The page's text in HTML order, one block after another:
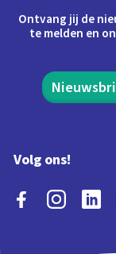
Ontvang jij de
te melden en
Volg ons!